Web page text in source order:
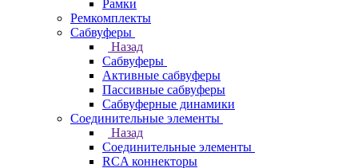
Рамки
Ремкомплекты
Сабвуферы
Назад
Сабвуферы
Активные сабвуферы
Пассивные сабвуферы
Сабвуферные динамики
Соединительные элементы
Назад
Соединительные элементы
RCA коннекторы